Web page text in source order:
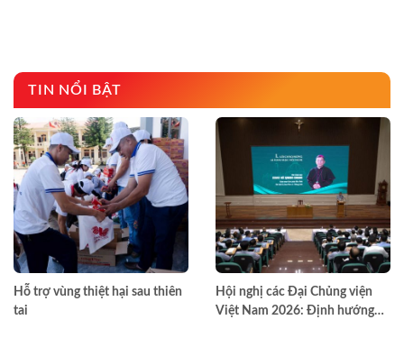
TIN NỔI BẬT
Hỗ trợ vùng thiệt hại sau thiên
tai
Hội nghị các Đại Chủng viện
Việt Nam 2026: Định hướng